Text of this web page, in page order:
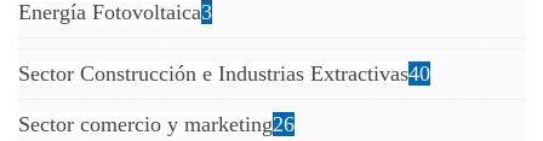
Energía Fotovoltaica3
Sector Construcción e Industrias Extractivas40
Sector comercio y marketing26